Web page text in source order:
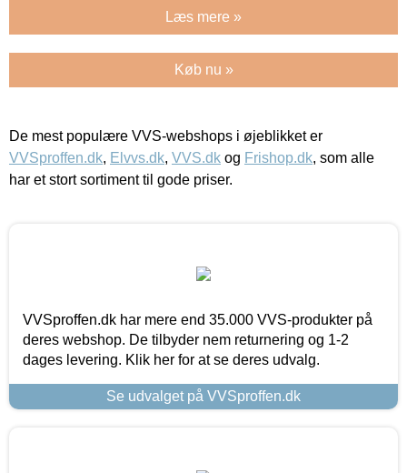
Læs mere »
Køb nu »
De mest populære VVS-webshops i øjeblikket er
VVSproffen.dk, Elvvs.dk, VVS.dk og Frishop.dk, som alle
har et stort sortiment til gode priser.
VVSproffen.dk har mere end 35.000 VVS-produkter på
deres webshop. De tilbyder nem returnering og 1-2
dages levering. Klik her for at se deres udvalg.
Se udvalget på VVSproffen.dk